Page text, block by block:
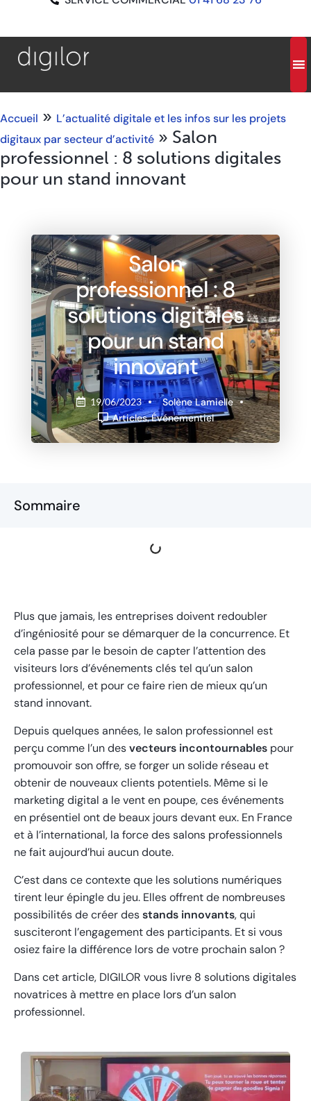
Accueil » L’actualité digitale et les infos sur les projets
digitaux par secteur d’activité » Salon
professionnel : 8 solutions digitales
pour un stand innovant
Salon
professionnel : 8
solutions digitales
pour un stand
innovant
19/06/2023
Solène Lamielle
Articles,Événementiel
Sommaire
Plus que jamais, les entreprises doivent redoubler
d’ingéniosité pour se démarquer de la concurrence. Et
cela passe par le besoin de capter l’attention des
visiteurs lors d’événements clés tel qu’un salon
professionnel, et pour ce faire rien de mieux qu’un
stand innovant.
Depuis quelques années, le salon professionnel est
perçu comme l’un desvecteurs incontournables pour
promouvoir son offre, se forger un solide réseau et
obtenir de nouveaux clients potentiels. Même si le
marketing digital a le vent en poupe, ces événements
en présentiel ont de beaux jours devant eux. En France
et à l’international, la force des salons professionnels
ne fait aujourd’hui aucun doute.
C’est dans ce contexte que les solutions numériques
tirent leur épingle du jeu. Elles offrent de nombreuses
possibilités de créer desstands innovants, qui
susciteront l’engagement des participants. Et si vous
osiez faire la différence lors de votre prochain salon ?
Dans cet article, DIGILOR vous livre 8 solutions digitales
novatrices à mettre en place lors d’un salon
professionnel.